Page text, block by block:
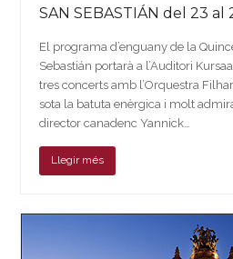
SAN SEBASTIÁN del 23 al
El programa d’enguany de la
Sebastián portarà a l’Auditori
tres concerts amb l’Orquestra
sota la batuta enèrgica i molt
director canadenc Yannick…
Llegir més